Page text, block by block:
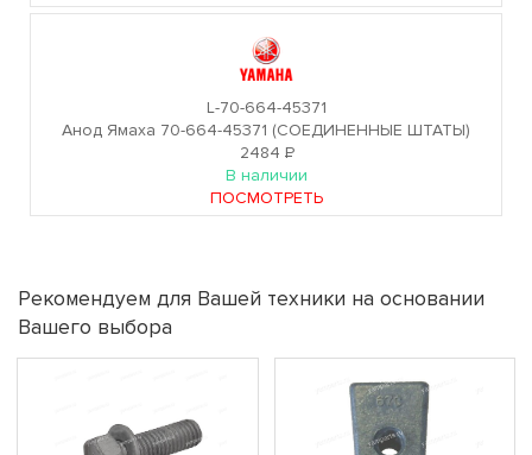
L-70-664-45371
Анод Ямаха 70-664-45371 (СОЕДИНЕННЫЕ ШТАТЫ)
2484Р
В наличии
ПОСМОТРЕТЬ
Рекомендуем для Вашей техники на основании
Вашего выбора